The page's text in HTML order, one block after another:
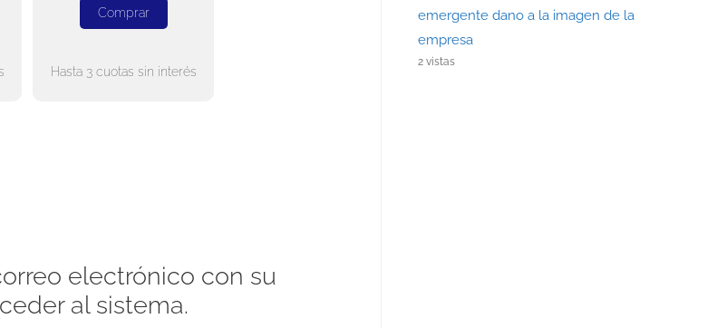
Comprar
Hasta 3 cuotas sin interés
electrónico con su
al sistema.
emergente dano a la imagen de la
empresa
2 vistas